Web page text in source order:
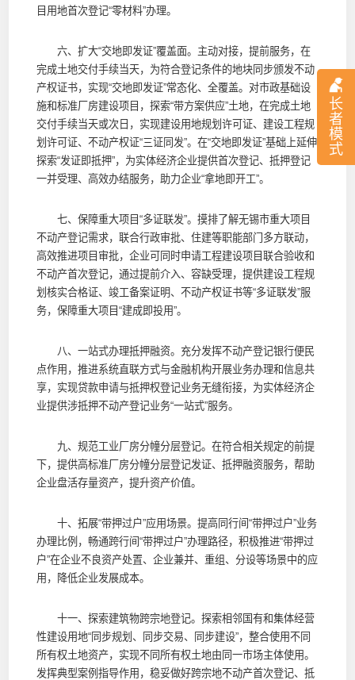
长
者
模
式
目用地首次登记“零材料”办理。
六、扩大“交地即发证”覆盖面。主动对接，提前服务，在
完成土地交付手续当天，为符合登记条件的地块同步颁发不动
产权证书，实现“交地即发证”常态化、全覆盖。对市政基础设
施和标准厂房建设项目，探索“带方案供应”土地，在完成土地
交付手续当天或次日，实现建设用地规划许可证、建设工程规
划许可证、不动产权证“三证同发”。在“交地即发证”基础上延伸
探索“发证即抵押”，为实体经济企业提供首次登记、抵押登记
一并受理、高效办结服务，助力企业“拿地即开工”。
七、保障重大项目“多证联发”。摸排了解无锡市重大项目
不动产登记需求，联合行政审批、住建等职能部门多方联动，
高效推进项目审批，企业可同时申请工程建设项目联合验收和
不动产首次登记，通过提前介入、容缺受理，提供建设工程规
划核实合格证、竣工备案证明、不动产权证书等“多证联发”服
务，保障重大项目“建成即投用”。
八、一站式办理抵押融资。充分发挥不动产登记银行便民
点作用，推进系统直联方式与金融机构开展业务办理和信息共
享，实现贷款申请与抵押权登记业务无缝衔接，为实体经济企
业提供涉抵押不动产登记业务“一站式”服务。
九、规范工业厂房分幢分层登记。在符合相关规定的前提
下，提供高标准厂房分幢分层登记发证、抵押融资服务，帮助
企业盘活存量资产，提升资产价值。
十、拓展“带押过户”应用场景。提高同行间“带押过户”业务
办理比例，畅通跨行间“带押过户”办理路径，积极推进“带押过
户”在企业不良资产处置、企业兼并、重组、分设等场景中的应
用，降低企业发展成本。
十一、探索建筑物跨宗地登记。探索相邻国有和集体经营
性建设用地“同步规划、同步交易、同步建设”，整合使用不同
所有权土地资产，实现不同所有权土地由同一市场主体使用。
发挥典型案例指导作用，稳妥做好跨宗地不动产首次登记、抵